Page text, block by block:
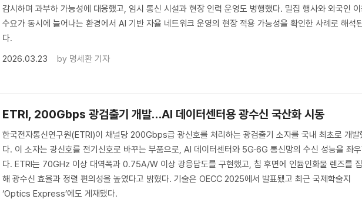
감시하며 과부하 가능성에 대응했고, 임시 통신 시설과 현장 인력 운영도 병행했다. 밀집 행사와 외국인 이
수요가 동시에 늘어나는 환경에서 AI 기반 자율 네트워크 운영의 현장 적용 가능성을 확인한 사례로 해석
다.
2026.03.23
by 명세환 기자
ETRI, 200Gbps 광검출기 개발…AI 데이터센터용 광수신 국산화 시동
한국전자통신연구원(ETRI)이 채널당 200Gbps급 광신호를 처리하는 광검출기 소자를 국내 최초로 개발
다. 이 소자는 광신호를 전기신호로 바꾸는 부품으로, AI 데이터센터와 5G·6G 통신망의 수신 성능을 좌
다. ETRI는 70GHz 이상 대역폭과 0.75A/W 이상 광응답도를 구현했고, 칩 후면에 인듐인화물 렌즈를
해 광수신 효율과 정렬 편의성을 높였다고 밝혔다. 기술은 OECC 2025에서 발표됐고 최근 국제학술지
‘Optics Express’에도 게재됐다.